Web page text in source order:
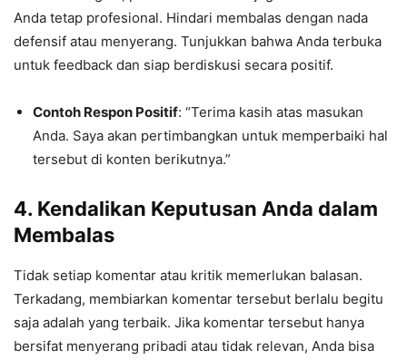
Anda tetap profesional. Hindari membalas dengan nada
defensif atau menyerang. Tunjukkan bahwa Anda terbuka
untuk feedback dan siap berdiskusi secara positif.
Contoh Respon Positif: “Terima kasih atas masukan
Anda. Saya akan pertimbangkan untuk memperbaiki hal
tersebut di konten berikutnya.”
4. Kendalikan Keputusan Anda dalam
Membalas
Tidak setiap komentar atau kritik memerlukan balasan.
Terkadang, membiarkan komentar tersebut berlalu begitu
saja adalah yang terbaik. Jika komentar tersebut hanya
bersifat menyerang pribadi atau tidak relevan, Anda bisa